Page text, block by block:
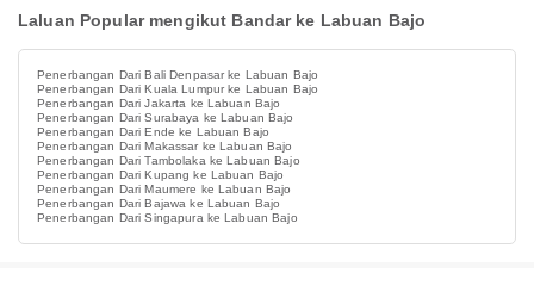
Laluan Popular mengikut Bandar ke Labuan Bajo
Penerbangan Dari Bali Denpasar ke Labuan Bajo
Penerbangan Dari Kuala Lumpur ke Labuan Bajo
Penerbangan Dari Jakarta ke Labuan Bajo
Penerbangan Dari Surabaya ke Labuan Bajo
Penerbangan Dari Ende ke Labuan Bajo
Penerbangan Dari Makassar ke Labuan Bajo
Penerbangan Dari Tambolaka ke Labuan Bajo
Penerbangan Dari Kupang ke Labuan Bajo
Penerbangan Dari Maumere ke Labuan Bajo
Penerbangan Dari Bajawa ke Labuan Bajo
Penerbangan Dari Singapura ke Labuan Bajo